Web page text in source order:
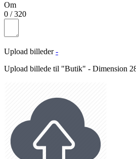
Om
0 /320
Upload billeder -
Upload billede til "Butik" - Dimension